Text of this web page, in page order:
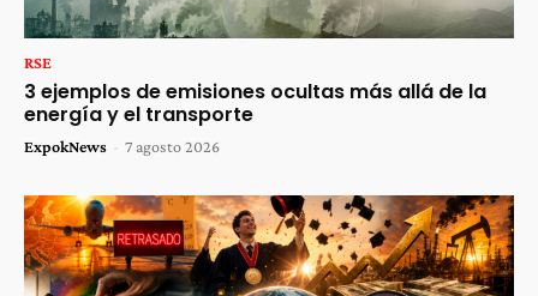
RSE
3 ejemplos de emisiones ocultas más allá de la
energía y el transporte
ExpokNews - 7 agosto 2026